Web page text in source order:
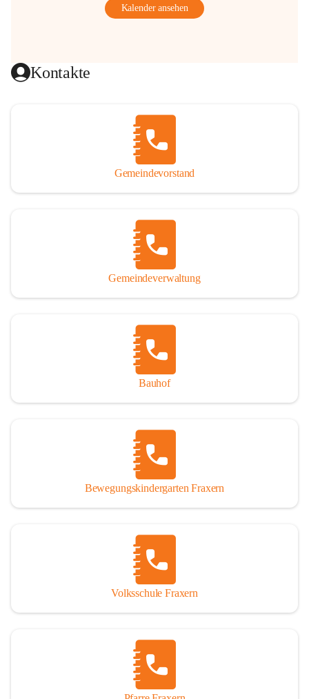
Kalender ansehen
Kontakte
Gemeindevorstand
Gemeindeverwaltung
Bauhof
Bewegungskindergarten Fraxern
Volksschule Fraxern